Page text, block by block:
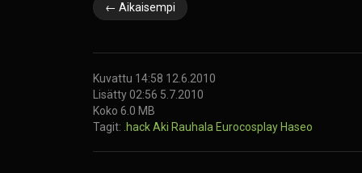
← Aikaisempi
Kuvattu 14:58 12.6.2010
Lisätty 02:56 5.7.2010
Koko 6.0 MB
Tagit: .hackAki Rauhala Eurocosplay Haseo